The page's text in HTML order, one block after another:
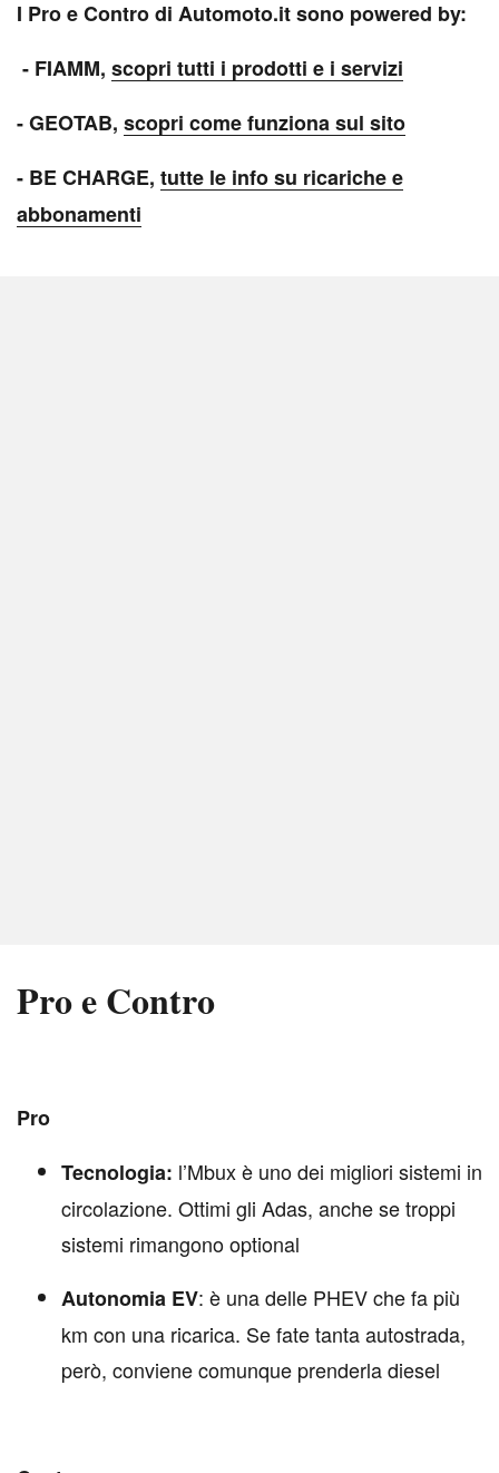
I Pro e Contro di Automoto.it sono powered by:
- FIAMM, scopri tutti i prodotti e i servizi
- GEOTAB, scopri come funziona sul sito
- BE CHARGE, tutte le info su ricariche e
abbonamenti
Pro e Contro
Pro
Tecnologia: l’Mbux è uno dei migliori sistemi in
circolazione. Ottimi gli Adas, anche se troppi
sistemi rimangono optional
Autonomia EV: è una delle PHEV che fa più
km con una ricarica. Se fate tanta autostrada,
però, conviene comunque prenderla diesel